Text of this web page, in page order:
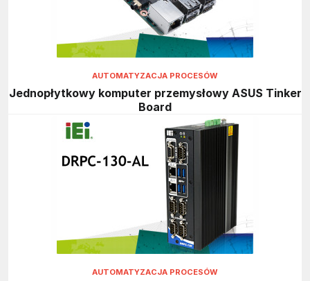
AUTOMATYZACJA PROCESÓW
Jednopłytkowy komputer przemysłowy ASUS Tinker
Board
AUTOMATYZACJA PROCESÓW